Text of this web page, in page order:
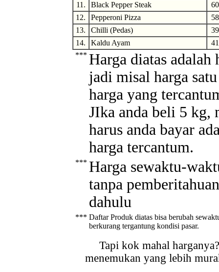
11.
Black Pepper Steak
12.
Pepperoni Pizza
13.
Chilli (Pedas)
14.
Kaldu Ayam
*** Harga diatas adalah
jadi misal harga
harga yang
JIka anda beli 5 kg,
harus anda bayar
harga tercantum.
*** Harga sewaktu-
tanpa
dahulu
*** Daftar Produk diatas bisa berubah
berkurang tergantung kondisi pasar.
Tapi kok mahal
menemukan yang lebih